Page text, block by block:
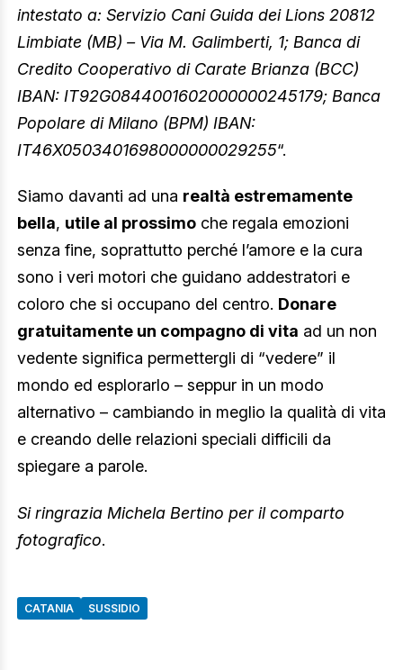
intestato a: Servizio Cani Guida dei Lions 20812
Limbiate (MB) – Via M. Galimberti, 1; Banca di
Credito Cooperativo di Carate Brianza (BCC)
IBAN: IT92G0844001602000000245179; Banca
Popolare di Milano (BPM) IBAN:
IT46X0503401698000000029255“.
Siamo davanti ad una realtà estremamente
bella, utile al prossimo che regala emozioni
senza fine, soprattutto perché l’amore e la cura
sono i veri motori che guidano addestratori e
coloro che si occupano del centro. Donare
gratuitamente un compagno di vita ad un non
vedente significa permettergli di “vedere” il
mondo ed esplorarlo – seppur in un modo
alternativo – cambiando in meglio la qualità di vita
e creando delle relazioni speciali difficili da
spiegare a parole.
Si ringrazia Michela Bertino per il comparto
fotografico.
CATANIA SUSSIDIO